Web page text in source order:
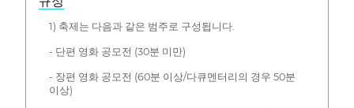
1) 축제는 다음과 같은 범주로 구성됩니다.
- 단편 영화 공모전 (30분 미만)
- 장편 영화 공모전 (60분 이상/다큐멘터리의 경우 50분
이상)